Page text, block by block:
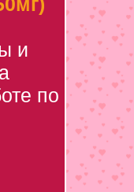
и
по